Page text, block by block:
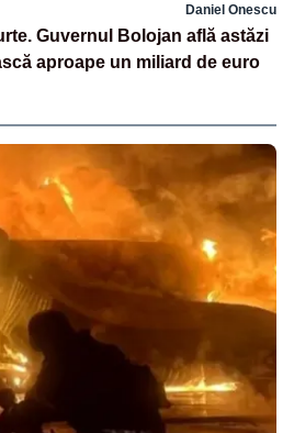
Daniel Onescu
Guvernul Bolojan află astăzi
aproape un miliard de euro